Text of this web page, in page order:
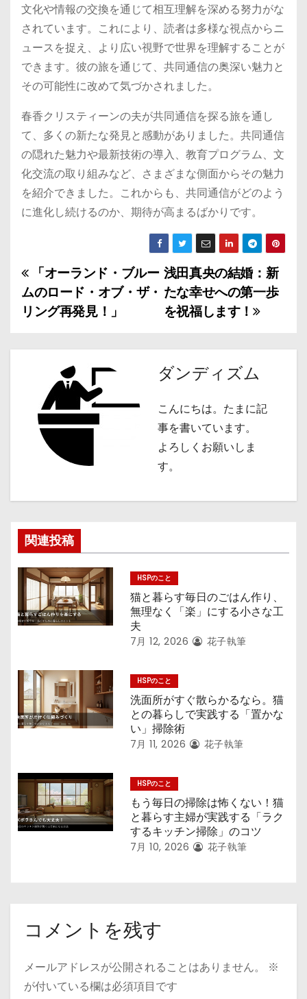
文化や情報の交換を通じて相互理解を深める努力がな
されています。これにより、読者は多様な視点からニ
ュースを捉え、より広い視野で世界を理解することが
できます。彼の旅を通じて、共同通信の奥深い魅力と
その可能性に改めて気づかされました。
春香クリスティーンの夫が共同通信を探る旅を通し
て、多くの新たな発見と感動がありました。共同通信
の隠れた魅力や最新技術の導入、教育プログラム、文
化交流の取り組みなど、さまざまな側面からその魅力
を紹介できました。これからも、共同通信がどのよう
に進化し続けるのか、期待が高まるばかりです。
投
稿
ー
ン
浅田真央の結婚：新
たな幸せへの第一歩
を祝福します！
「オーランド・ブルー
ムのロード・オブ・ザ・
リング再発見！」
ダンディズム
こんにちは。たまに記
事を書いています。
よろしくお願いしま
す。
関連投稿
HSPのこと
猫と暮らす毎日のごはん作り、
無理なく「楽」にする小さな工
夫
7月 12, 2026 花子執筆
HSPのこと
洗面所がすぐ散らかるなら。猫
との暮らしで実践する「置かな
い」掃除術
7月 11, 2026 花子執筆
HSPのこと
もう毎日の掃除は怖くない！猫
と暮らす主婦が実践する「ラク
するキッチン掃除」のコツ
7月 10, 2026 花子執筆
コメントを残す
メールアドレスが公開されることはありません。
※
が付いている欄は必須項目です